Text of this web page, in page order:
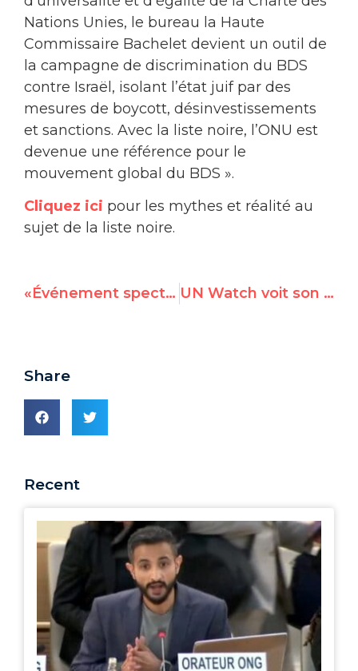
Nations Unies, le bureau la Haute
Commissaire Bachelet devient un outil de
la campagne de discrimination du BDS
contre Israël, isolant l’état juif par des
mesures de boycott, désinvestissements
et sanctions. Avec la liste noire, l’ONU est
devenue une référence pour le
mouvement global du BDS ».
Cliquez ici pour les mythes et réalité au
sujet de la liste noire.
«Événement spectaculaire»: le Gala inaugural de New York de UN Watch reçoit de nombreuses éloges UN Watch voit son sommet des droits de l'homme relayé par les grands médias
Share
Recent